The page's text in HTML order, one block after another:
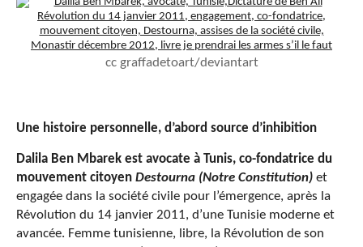
cc graffadetoart/deviantart
Une histoire personnelle, d’abord source d’inhibition
Dalila Ben Mbarek est avocate à Tunis, co-fondatrice du
mouvement citoyen Destourna (Notre Constitution) et
engagée dans la société civile pour l’émergence, après la
Révolution du 14 janvier 2011, d’une Tunisie moderne et
avancée. Femme tunisienne, libre, la Révolution de son